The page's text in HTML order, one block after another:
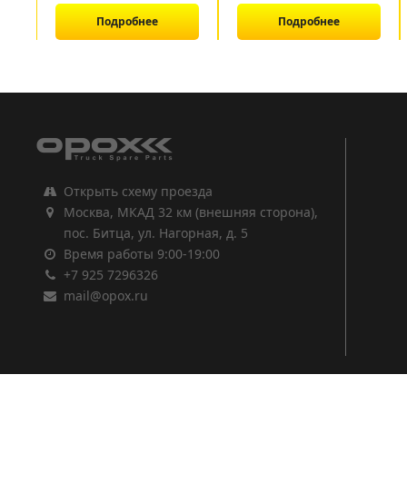
Подробнее Подробнее
Открыть схему проезда
Москва, МКАД 32 км (внешняя сторона),
пос. Битца, ул. Нагорная, д. 5
Время работы 9:00-19:00
+7 925 7296326
mail@opox.ru